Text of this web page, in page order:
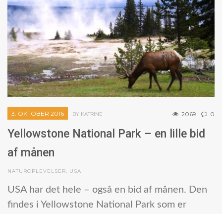
3. OKTOBER 2016 2069 0
BY KATRINE
Yellowstone National Park – en lille bid
af månen
NATUROPLEVELSER, USA
USA har det hele – også en bid af månen. Den
findes i Yellowstone National Park som er